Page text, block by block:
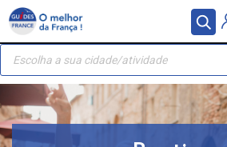
Painel de Gerenciamento de Cookies
Skip
content
Recherche
produits